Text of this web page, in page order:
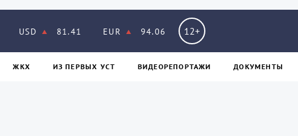
USD 81.41 EUR 94.06 12+
ЖКХ ИЗ ПЕPВЫХ УСТ ВИДЕОРЕПОРТАЖИ ДОКУМЕНТЫ